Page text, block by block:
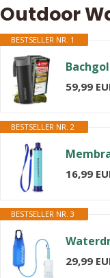
Outdoor
BESTSELLER NR. 1
59,99
BESTSELLER NR. 2
16,99
BESTSELLER NR. 3
29,99